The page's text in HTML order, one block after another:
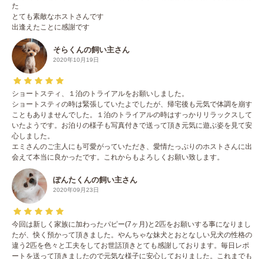
た
とても素敵なホストさんです
出逢えたことに感謝です
そらくんの飼い主さん
2020年10月19日
ショートスティ、１泊のトライアルをお願いしました。
ショートスティの時は緊張していたよでしたが、帰宅後も元気で体調を崩す
こともありませんでした。１泊のトライアルの時はすっかりリラックスして
いたようです。お泊りの様子も写真付きで送って頂き元気に遊ぶ姿を見て安
心しました。
エミさんのご主人にも可愛がっていただき、愛情たっぷりのホストさんに出
会えて本当に良かったです。これからもよろしくお願い致します。
ぽんたくんの飼い主さん
2020年09月23日
今回は新しく家族に加わったパピー(7ヶ月)と2匹をお願いする事になりまし
たが、快く預かって頂きました。やんちゃな妹犬とおとなしい兄犬の性格の
違う2匹を色々と工夫をしてお世話頂きとても感謝しております。毎日レポ
ートを送って頂きましたので元気な様子に安心しておりました。これまでも